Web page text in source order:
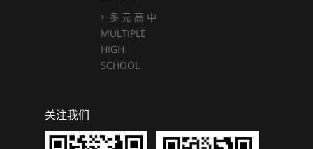
多 元 高 中
MULTIPLE
HIGH
SCHOOL
关注我们